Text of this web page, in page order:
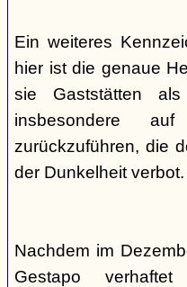
Ein weiteres
hier ist die genaue
sie Gaststätten
insbesondere auf
zurückzuführen, die
der Dunkelheit verbot.
Nachdem im
Gestapo